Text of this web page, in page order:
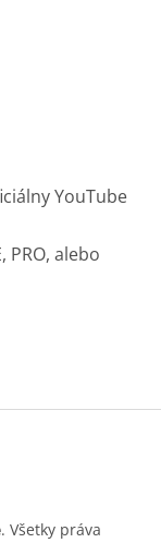
YouTube
PRO, alebo
. Všetky práva